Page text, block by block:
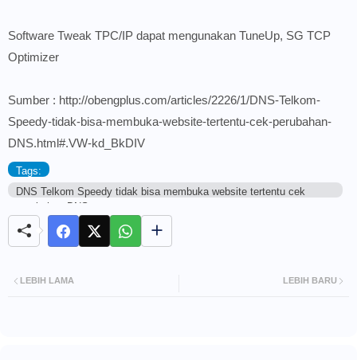
Software Tweak TPC/IP dapat mengunakan TuneUp, SG TCP
Optimizer
Sumber : http://obengplus.com/articles/2226/1/DNS-Telkom-
Speedy-tidak-bisa-membuka-website-tertentu-cek-perubahan-
DNS.html#.VW-kd_BkDIV
Tags:
DNS Telkom Speedy tidak bisa membuka website tertentu cek
perubahan DNS
LEBIH BARU
LEBIH LAMA